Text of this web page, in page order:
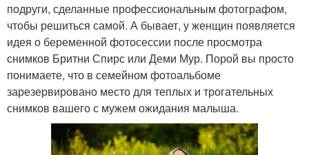
подруги, сделанные профессиональным фотографом,
чтобы решиться самой. А бывает, у женщин появляется
идея о беременной фотосессии после просмотра
снимков Бритни Спирс или Деми Мур. Порой вы просто
понимаете, что в семейном фотоальбоме
зарезервировано место для теплых и трогательных
снимков вашего с мужем ожидания малыша.